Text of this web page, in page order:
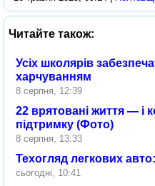
Читайте також:
Усіх школярів
харчуванням
8 серпня, 12:39
22 врятовані життя — і
підтримку (Фото)
8 серпня, 13:33
Техогляд легкових
сьогодні, 10:41